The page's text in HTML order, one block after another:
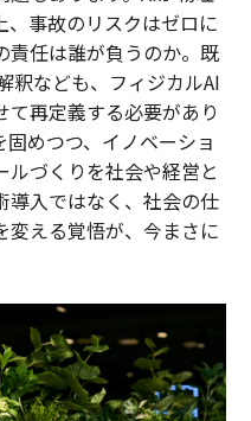
、事故のリスクはゼロに
責任は誰が負うのか。既
釈なども、フィジカルAI
再定義する必要があり
めつつ、イノベーショ
ルづくりを社会や経営と
導入ではなく、社会の仕
変える覚悟が、今まさに